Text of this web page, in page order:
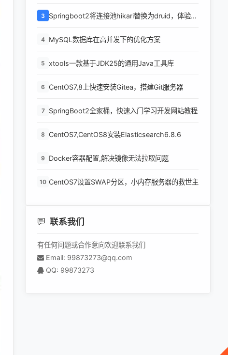
3
Springboot2将连接池hikari替换为druid，体验最
4 MySQL数据库在高并发下的优化方案
5 xtools一款基于JDK25的通用Java工具库
6 CentOS7,8上快速安装Gitea，搭建Git服务器
7 SpringBoot2全家桶，快速入门学习开发网站教程
8 CentOS7,CentOS8安装Elasticsearch6.8.6
9 Docker容器配置,解决镜像无法拉取问题
10 CentOS7设置SWAP分区，小内存服务器的救世主
联系我们
有任何问题或合作意向欢迎联系我们
Email: 99873273@qq.com
QQ: 99873273